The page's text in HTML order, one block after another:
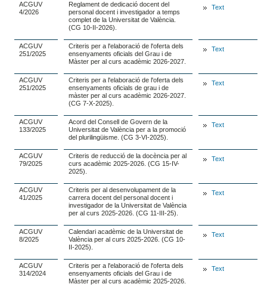
ACGUV
4/2026
Reglament de dedicació docent del
personal docent i investigador a temps
complet de la Universitat de València.
(CG 10-II-2026).
Text
ACGUV
251/2025
Criteris per a l'elaboració de l'oferta dels
ensenyaments oficials del Grau i de
Màster per al curs acadèmic 2026-2027.
Text
ACGUV
251/2025
Criteris per a l'elaboració de l'oferta dels
ensenyaments oficials de grau i de
màster per al curs acadèmic 2026-2027.
(CG 7-X-2025).
Text
ACGUV
133/2025
Acord del Consell de Govern de la
Universitat de València per a la promoció
del plurilingüisme. (CG 3-VI-2025).
Text
ACGUV
79/2025
Criteris de reducció de la docència per al
curs acadèmic 2025-2026. (CG 15-IV-
2025).
Text
ACGUV
41/2025
Criteris per al desenvolupament de la
carrera docent del personal docent i
investigador de la Universitat de València
per al curs 2025-2026. (CG 11-III-25).
Text
ACGUV
8/2025
Calendari acadèmic de la Universitat de
València per al curs 2025-2026. (CG 10-
II-2025).
Text
ACGUV
314/2024
Criteris per a l'elaboració de l'oferta dels
ensenyaments oficials del Grau i de
Màster per al curs acadèmic 2025-2026.
Text